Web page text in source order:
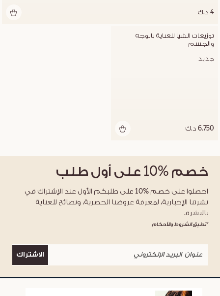
4 د.ك
والجسم
جديد
6.750 د.ك
خصم %10 على أول طلب
احصلوا على خصم %10 على طلبكم الأول عند الإشتراك في
نشرتنا الإخبارية، لمعرفة عروضنا الحصرية، ونصائح للعناية
بالبشرة.
*تطبق الشروط والأحكام
الاشتراك